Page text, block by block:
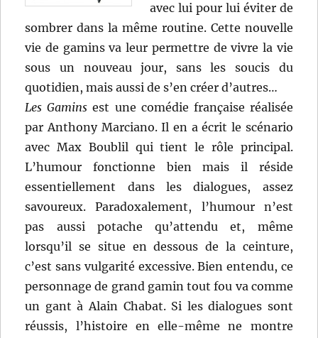
avec lui pour lui éviter de
sombrer dans la même routine. Cette nouvelle
vie de gamins va leur permettre de vivre la vie
sous un nouveau jour, sans les soucis du
quotidien, mais aussi de s’en créer d’autres…
Les Gamins est une comédie française réalisée
par Anthony Marciano. Il en a écrit le scénario
avec Max Boublil qui tient le rôle principal.
L’humour fonctionne bien mais il réside
essentiellement dans les dialogues, assez
savoureux. Paradoxalement, l’humour n’est
pas aussi potache qu’attendu et, même
lorsqu’il se situe en dessous de la ceinture,
c’est sans vulgarité excessive. Bien entendu, ce
personnage de grand gamin tout fou va comme
un gant à Alain Chabat. Si les dialogues sont
réussis, l’histoire en elle-même ne montre